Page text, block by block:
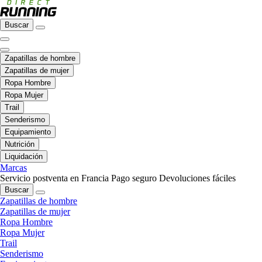
Buscar
Zapatillas de hombre
Zapatillas de mujer
Ropa Hombre
Ropa Mujer
Trail
Senderismo
Equipamiento
Nutrición
Liquidación
Marcas
Servicio postventa en Francia Pago seguro Devoluciones fáciles
Buscar
Zapatillas de hombre
Zapatillas de mujer
Ropa Hombre
Ropa Mujer
Trail
Senderismo